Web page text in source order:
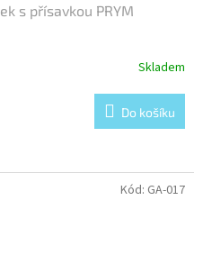
s přísavkou PRYM
Skladem
Do košíku
Kód: GA-017